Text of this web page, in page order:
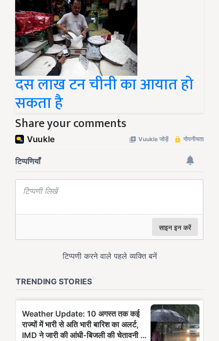
दस लाख टन चीनी का आयात हो
सकता है
Share your comments